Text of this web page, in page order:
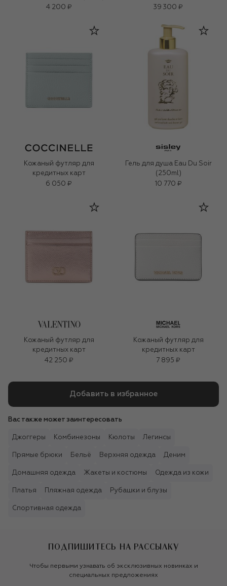
4 200 ₽
39 300 ₽
Кожаный футляр для
кредитных карт
6 050 ₽
Гель для душа Eau Du Soir
(250ml)
10 770 ₽
Кожаный футляр для
кредитных карт
42 250 ₽
Кожаный футляр для
кредитных карт
7 895 ₽
Добавить в избранное
Вас также может заинтересовать
Джоггеры Комбинезоны Кюлоты Легинсы
Прямые брюки Бельё Верхняя одежда Деним
Домашняя одежда Жакеты и костюмы Одежда из кожи
Платья Пляжная одежда Рубашки и блузы
Спортивная одежда
ПОДПИШИТЕСЬ НА РАССЫЛКУ
Чтобы первыми узнавать об эксклюзивных новинках и
специальных предложениях